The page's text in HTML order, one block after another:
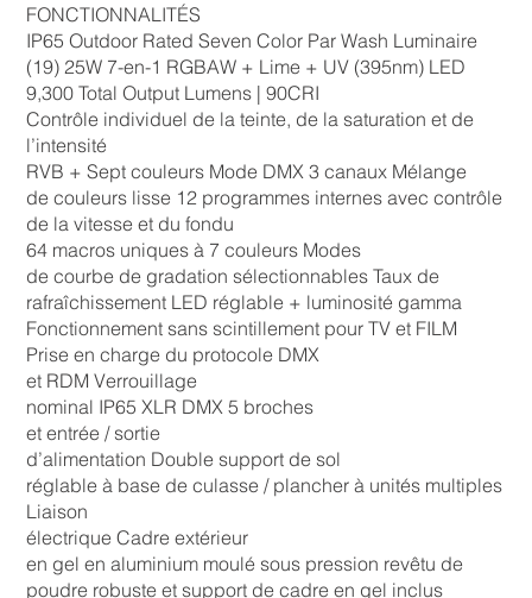
FONCTIONNALITÉS
IP65 Outdoor Rated Seven Color Par Wash Luminaire
(19) 25W 7-en-1 RGBAW + Lime + UV (395nm) LED
9,300 Total Output Lumens | 90CRI
Contrôle individuel de la teinte, de la saturation et de
l’intensité
RVB + Sept couleurs Mode DMX 3 canaux Mélange
de couleurs lisse 12 programmes internes avec contrôle
de la vitesse et du fondu
64 macros uniques à 7 couleurs Modes
de courbe de gradation sélectionnables Taux de
rafraîchissement LED réglable + luminosité gamma
Fonctionnement sans scintillement pour TV et FILM
Prise en charge du protocole DMX
et RDM Verrouillage
nominal IP65 XLR DMX 5 broches
et entrée / sortie
d’alimentation Double support de sol
réglable à base de culasse / plancher à unités multiples
Liaison
électrique Cadre extérieur
en gel en aluminium moulé sous pression revêtu de
poudre robuste et support de cadre en gel inclus